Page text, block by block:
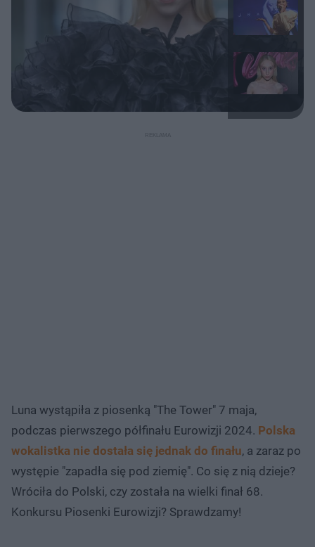
Luna wystąpiła z piosenką "The Tower" 7 maja,
podczas pierwszego półfinału Eurowizji 2024. Polska
wokalistka nie dostała się jednak do finału, a zaraz po
występie "zapadła się pod ziemię". Co się z nią dzieje?
Wróciła do Polski, czy została na wielki finał 68.
Konkursu Piosenki Eurowizji? Sprawdzamy!